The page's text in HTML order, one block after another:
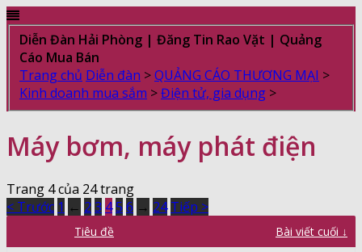
Diễn Đàn Hải Phòng | Đăng Tin Rao Vặt | Quảng
Cáo Mua Bán
Trang chủ Diễn đàn >QUẢNG CÁO THƯƠNG MẠI >
Kinh doanh mua sắm >Điện tử, gia dụng >
Máy bơm, máy phát điện
Trang 4 của 24 trang
< Trước 1 ← 2 3 45 6 → 24 Tiếp >
Tiêu đề Bài viết cuối ↓